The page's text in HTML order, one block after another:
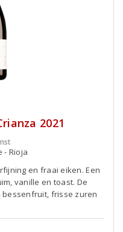
2021
- Rioja
en fraai eiken. Een
vanille en toast. De
bessenfruit, frisse zuren